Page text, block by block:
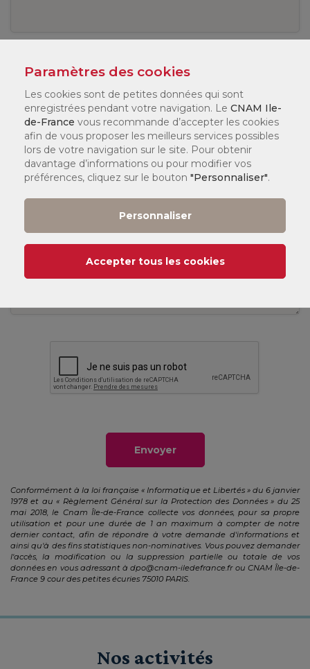
Message *
Envoyer
Conformément à la loi française « Informatique et Libertés » du 6 janvier
1978 et au « Règlement Général sur la Protection des Données » du 25
mai 2018, le Cnam Île-de-France collecte vos données, pour sa propre
utilisation et pour une durée de 1 an maximum à compter de notre
dernier contact, afin de répondre à votre demande d'informations et
ainsi qu'à des fins statistiques non-nominatives. Vous pouvez demander
l'accès, la modification ou la suppression partielle ou totale de vos
données en vous adressant àdpo@cnam-iledefrance.frou CNAM Île-de-
France 9 cour des petites écuries 75010 PARIS.
Nos activités
Paramètres des cookies
Les cookies sont de petites données qui sont
enregistrées pendant votre navigation. Le CNAM Ile-
de-France vous recommande d’accepter les cookies
afin de vous proposer les meilleurs services possibles
lors de votre navigation sur le site. Pour obtenir
davantage d’informations ou pour modifier vos
préférences, cliquez sur le bouton "Personnaliser".
Personnaliser
Accepter tous les cookies